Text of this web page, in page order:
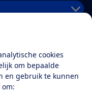
cookies
om bepaalde
en gebruik te kunnen